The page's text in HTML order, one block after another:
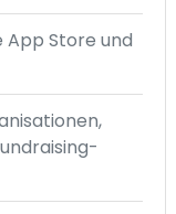
App Store und